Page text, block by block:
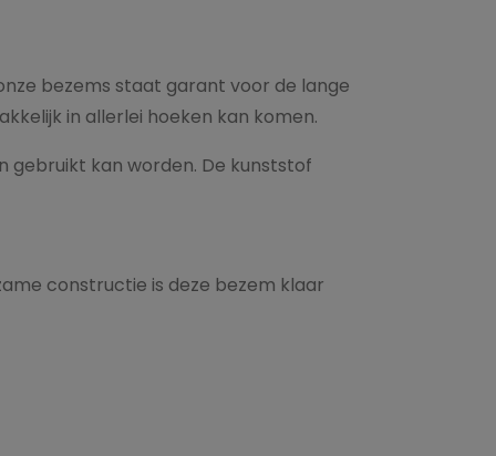
bezems staat garant voor de lange
in allerlei hoeken kan komen.
gebruikt kan worden. De kunststof
constructie is deze bezem klaar